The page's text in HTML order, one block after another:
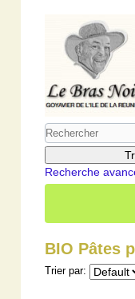
Recherche
BIO Pâtes
Trier par: